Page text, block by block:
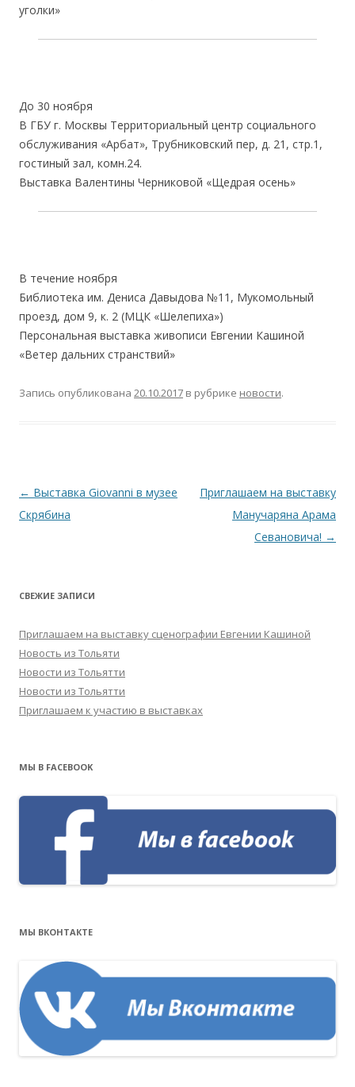
уголки»
До 30 ноября
В ГБУ г. Москвы Территориальный центр социального
обслуживания «Арбат», Трубниковский пер, д. 21, стр.1,
гостиный зал, комн.24.
Выставка Валентины Черниковой «Щедрая осень»
В течение ноября
Библиотека им. Дениса Давыдова №11, Мукомольный
проезд, дом 9, к. 2 (МЦК «Шелепиха»)
Персональная выставка живописи Евгении Кашиной
«Ветер дальних странствий»
Запись опубликована 20.10.2017 в рубрике новости.
Навигация
по
← Выставка Giovanni в музее
Скрябина
Приглашаем на выставку
Манучаряна Арама
Севановича! →
СВЕЖИЕ ЗАПИСИ
Приглашаем на выставку сценографии Евгении Кашиной
Новость из Тольяти
Новости из Тольятти
Новости из Тольятти
Приглашаем к участию в выставках
МЫ В FACEBOOK
МЫ ВКОНТАКТЕ